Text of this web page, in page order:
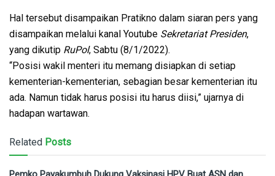
Hal tersebut disampaikan Pratikno dalam siaran pers yang
disampaikan melalui kanal Youtube Sekretariat Presiden,
yang dikutip RuPol, Sabtu (8/1/2022).
“Posisi wakil menteri itu memang disiapkan di setiap
kementerian-kementerian, sebagian besar kementerian itu
ada. Namun tidak harus posisi itu harus diisi,” ujarnya di
hadapan wartawan.
Related Posts